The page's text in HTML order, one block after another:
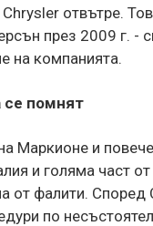
отвътре.
през 2009 г. -
на компанията.
се помнят
Маркионе и
и голяма част
от фалити. Според
по